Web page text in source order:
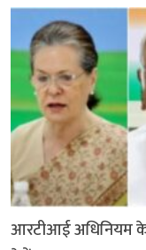
आरटीआई अधिनियम